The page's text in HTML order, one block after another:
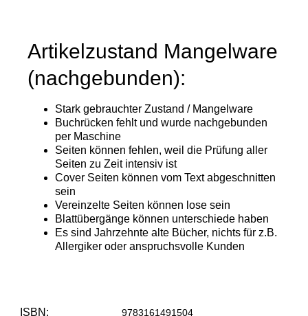
ISBN: 9783161491504